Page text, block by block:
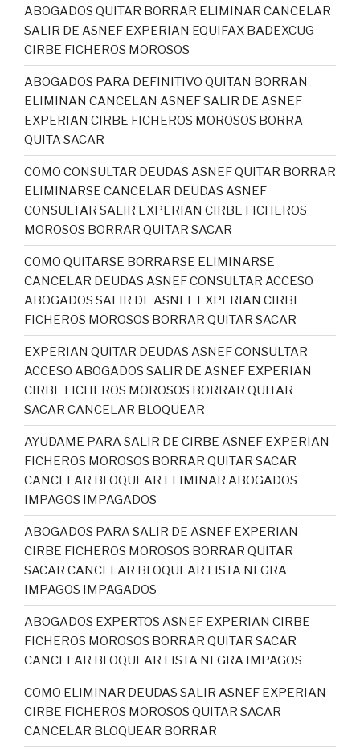
ABOGADOS QUITAR BORRAR ELIMINAR CANCELAR
SALIR DE ASNEF EXPERIAN EQUIFAX BADEXCUG
CIRBE FICHEROS MOROSOS
ABOGADOS PARA DEFINITIVO QUITAN BORRAN
ELIMINAN CANCELAN ASNEF SALIR DE ASNEF
EXPERIAN CIRBE FICHEROS MOROSOS BORRA
QUITA SACAR
COMO CONSULTAR DEUDAS ASNEF QUITAR BORRAR
ELIMINARSE CANCELAR DEUDAS ASNEF
CONSULTAR SALIR EXPERIAN CIRBE FICHEROS
MOROSOS BORRAR QUITAR SACAR
COMO QUITARSE BORRARSE ELIMINARSE
CANCELAR DEUDAS ASNEF CONSULTAR ACCESO
ABOGADOS SALIR DE ASNEF EXPERIAN CIRBE
FICHEROS MOROSOS BORRAR QUITAR SACAR
EXPERIAN QUITAR DEUDAS ASNEF CONSULTAR
ACCESO ABOGADOS SALIR DE ASNEF EXPERIAN
CIRBE FICHEROS MOROSOS BORRAR QUITAR
SACAR CANCELAR BLOQUEAR
AYUDAME PARA SALIR DE CIRBE ASNEF EXPERIAN
FICHEROS MOROSOS BORRAR QUITAR SACAR
CANCELAR BLOQUEAR ELIMINAR ABOGADOS
IMPAGOS IMPAGADOS
ABOGADOS PARA SALIR DE ASNEF EXPERIAN
CIRBE FICHEROS MOROSOS BORRAR QUITAR
SACAR CANCELAR BLOQUEAR LISTA NEGRA
IMPAGOS IMPAGADOS
ABOGADOS EXPERTOS ASNEF EXPERIAN CIRBE
FICHEROS MOROSOS BORRAR QUITAR SACAR
CANCELAR BLOQUEAR LISTA NEGRA IMPAGOS
COMO ELIMINAR DEUDAS SALIR ASNEF EXPERIAN
CIRBE FICHEROS MOROSOS QUITAR SACAR
CANCELAR BLOQUEAR BORRAR